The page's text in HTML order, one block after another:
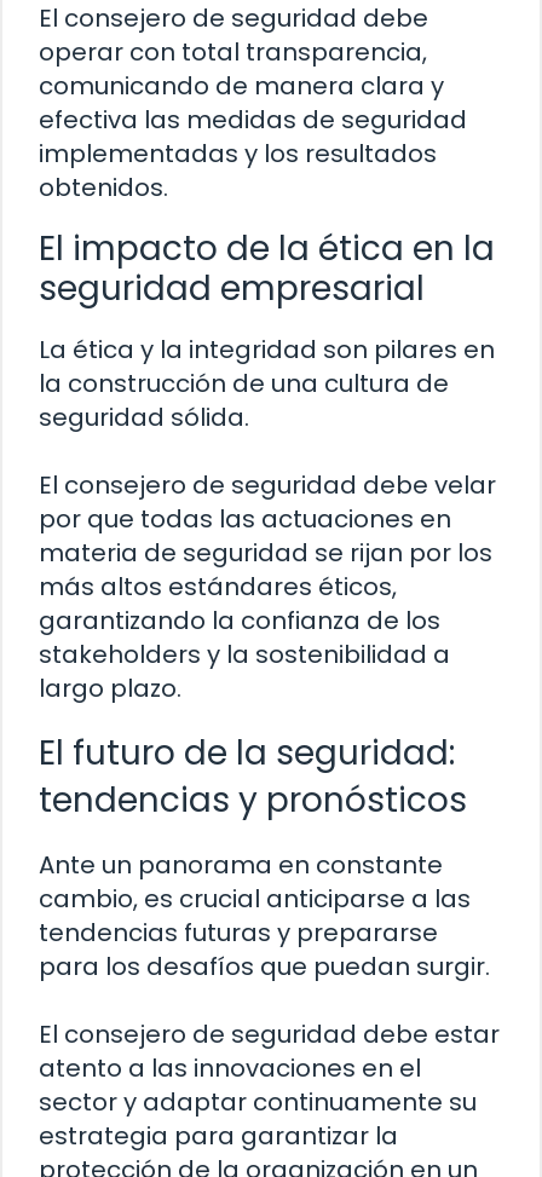
El consejero de seguridad debe
operar con total transparencia,
comunicando de manera clara y
efectiva las medidas de seguridad
implementadas y los resultados
obtenidos.
El impacto de la ética en la
seguridad empresarial
La ética y la integridad son pilares en
la construcción de una cultura de
seguridad sólida.
El consejero de seguridad debe velar
por que todas las actuaciones en
materia de seguridad se rijan por los
más altos estándares éticos,
garantizando la confianza de los
stakeholders y la sostenibilidad a
largo plazo.
El futuro de la seguridad:
tendencias y pronósticos
Ante un panorama en constante
cambio, es crucial anticiparse a las
tendencias futuras y prepararse
para los desafíos que puedan surgir.
El consejero de seguridad debe estar
atento a las innovaciones en el
sector y adaptar continuamente su
estrategia para garantizar la
protección de la organización en un